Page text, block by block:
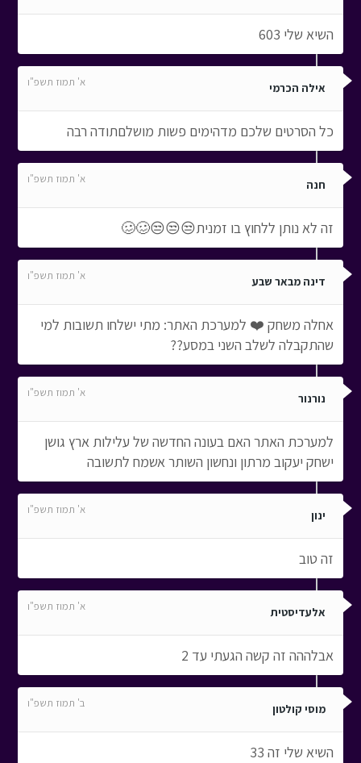
השיא שלי 603
אילה הכרמי א' תמוז תשפ"ו
כל הסרטים שלכם מדהימים פשות מושלםתודה רבה
חנה א' תמוז תשפ"ו
זה לא נותן ללחוץ בו זמנית😒😒😒🥴🥴
דינה מבאר שבע א' תמוז תשפ"ו
אחלה משחק ❤️ למערכת האתר: מתי ישלחו תשובות למי
שהתקבלה לשלב השני במסע??
נורנור א' תמוז תשפ"ו
למערכת האתר האם בעונה החדשה של עלילות ארץ גושן
ישחק יעקוב מרתון ונחשון השותר אשמח לתשובה
ינון א' תמוז תשפ"ו
זה טוב
אלעדיסטית א' תמוז תשפ"ו
אבלההה זה קשה הגעתי עד 2
מוסי קולטון ב' תמוז תשפ"ו
השיא שלי זה 33